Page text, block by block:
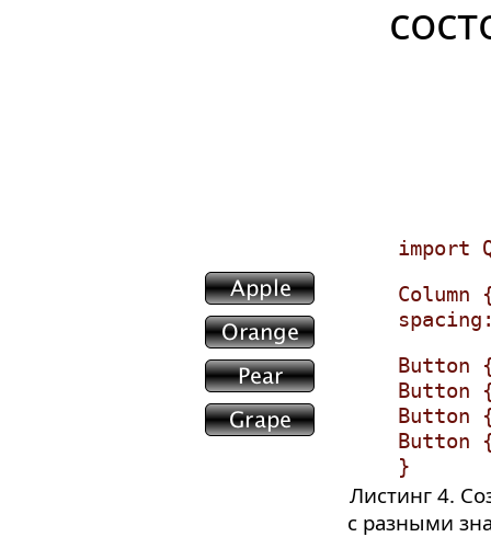
import
Column
Button
Button
Button
Button
}
Листинг 4.
с разными